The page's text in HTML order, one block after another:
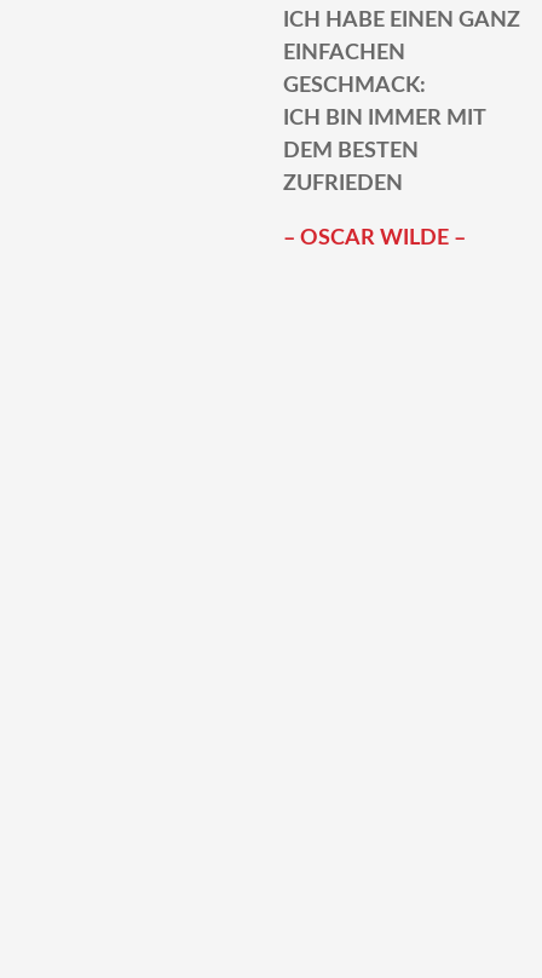
ICH HABE EINEN GANZ
EINFACHEN
GESCHMACK:
ICH BIN IMMER MIT
DEM BESTEN
ZUFRIEDEN
– OSCAR WILDE –